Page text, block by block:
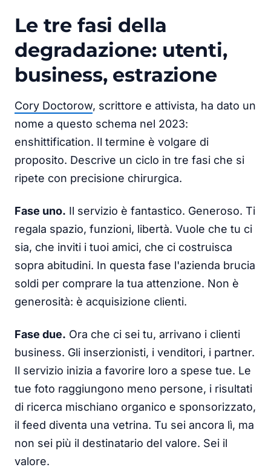
Le tre fasi della
degradazione: utenti,
business, estrazione
Cory Doctorow, scrittore e attivista, ha dato un
nome a questo schema nel 2023:
enshittification. Il termine è volgare di
proposito. Descrive un ciclo in tre fasi che si
ripete con precisione chirurgica.
Fase uno. Il servizio è fantastico. Generoso. Ti
regala spazio, funzioni, libertà. Vuole che tu ci
sia, che inviti i tuoi amici, che ci costruisca
sopra abitudini. In questa fase l'azienda brucia
soldi per comprare la tua attenzione. Non è
generosità: è acquisizione clienti.
Fase due. Ora che ci sei tu, arrivano i clienti
business. Gli inserzionisti, i venditori, i partner.
Il servizio inizia a favorire loro a spese tue. Le
tue foto raggiungono meno persone, i risultati
di ricerca mischiano organico e sponsorizzato,
il feed diventa una vetrina. Tu sei ancora lì, ma
non sei più il destinatario del valore. Sei il
valore.